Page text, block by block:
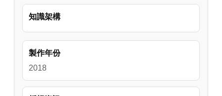
計的資訊教材。
希望藉由各種探索與體驗活動，讓學生學會基
本的資訊科學以及運算思維的概念。
本教材以創用CC 4.0 姓名標示 - 非商業性 - 相
同方式分享釋出。授權相關資訊請參考以下網
知識架構
製作年份
2018